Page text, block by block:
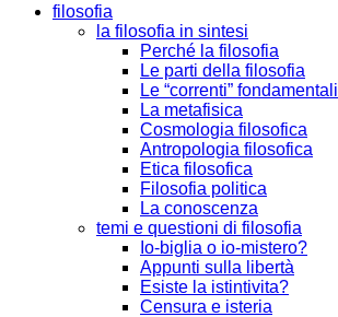
filosofia
la filosofia in sintesi
Perché la filosofia
Le parti della filosofia
Le “correnti” fondamentali
La metafisica
Cosmologia filosofica
Antropologia filosofica
Etica filosofica
Filosofia politica
La conoscenza
temi e questioni di filosofia
Io-biglia o io-mistero?
Appunti sulla libertà
Esiste la istintivita?
Censura e isteria